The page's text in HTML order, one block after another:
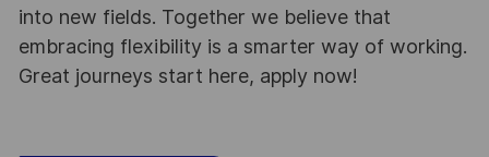
into new fields. Together we believe that
embracing flexibility is a smarter way of working.
Great journeys start here, apply now!